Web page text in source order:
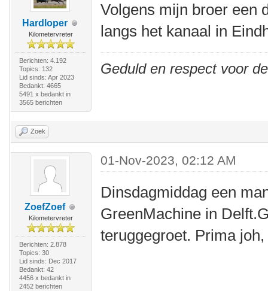
Hardloper
Kilometervreter
Berichten: 4.192
Topics: 132
Lid sinds: Apr 2023
Bedankt: 4665
5491 x bedankt in
3565 berichten
Volgens mijn broer een
langs het kanaal in
Geduld en respect voor
Zoek
ZoefZoef
Kilometervreter
Berichten: 2.878
Topics: 30
Lid sinds: Dec 2017
Bedankt: 42
4456 x bedankt in
2452 berichten
01-Nov-2023, 02:12 AM
Dinsdagmiddag een
GreenMachine in
teruggegroet. Prima